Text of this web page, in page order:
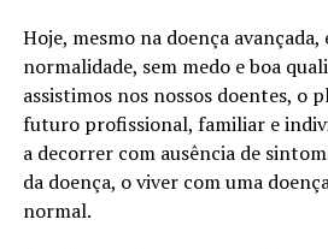
Hoje, mesmo na doença
normalidade, sem medo e boa
assistimos nos nossos doentes, o
futuro profissional, familiar e
a decorrer com ausência de
da doença, o viver com uma
normal.